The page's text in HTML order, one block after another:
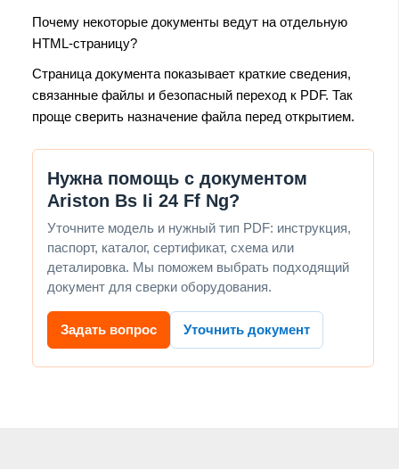
Почему некоторые документы ведут на отдельную
HTML-страницу?
Страница документа показывает краткие сведения,
связанные файлы и безопасный переход к PDF. Так
проще сверить назначение файла перед открытием.
Нужна помощь с документом
Ariston Bs Ii 24 Ff Ng?
Уточните модель и нужный тип PDF: инструкция,
паспорт, каталог, сертификат, схема или
деталировка. Мы поможем выбрать подходящий
документ для сверки оборудования.
Задать вопрос Уточнить документ